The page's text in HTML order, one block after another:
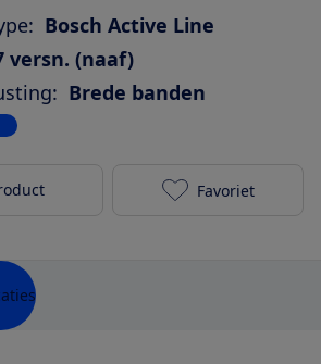
Bosch Active Line
versn. (naaf)
Brede banden
Dutch ID
Favoriet